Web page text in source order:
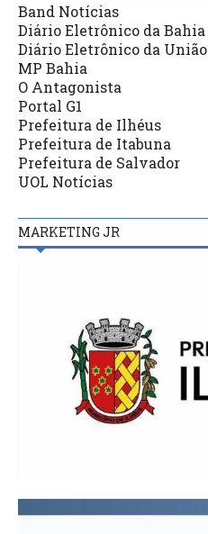
Band Notícias
Diário Eletrônico da Bahia
Diário Eletrônico da União
MP Bahia
O Antagonista
Portal G1
Prefeitura de Ilhéus
Prefeitura de Itabuna
Prefeitura de Salvador
UOL Notícias
MARKETING JR